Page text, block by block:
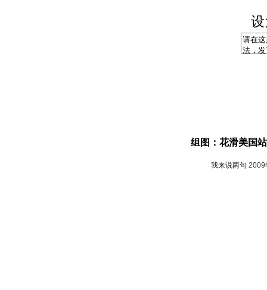
组图：花滑美国
我来说两句 2009